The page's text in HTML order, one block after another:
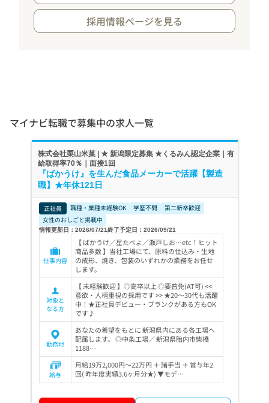
採用情報ページを見る
マイナビ転職で募集中の求人一覧
株式会社栗山米菓 | ★ 新潟限定募集 ★くるみん認定企業｜有
給取得率70％｜面接1回
『ばかうけ』を生んだ食品メーカーで活躍【製造
職】★年休121日
正社員 職種・業種未経験OK 学歴不問
第二新卒歓迎
女性のおしごと掲載中
情報更新日：2026/07/21終了予定日：2026/09/21
仕事内容
【 ばかうけ／星たべよ／瀬戸しお…etc！ヒット
商品多数 】当社工場にて、原料の仕込み・生地
の成形、焼き、包装のいずれかの業務をお任せ
します。
対象と
なる方
【 未経験歓迎 】◎高卒以上 ◎要普免(AT可) <<
意欲・人柄重視の採用です >> ★20～30代も活躍
中！★正社員デビュー・ブランクがある方もOK
です♪
勤務地
あなたの希望をもとに 新潟県内にある各工場へ
配属します。 ◎中条工場／ 新潟県胎内市柴橋
1188…
給与
月給19万2,000円～22万円 ＋ 諸手当 ＋ 賞与年2
回( 昨年度実績3.6ヶ月分★) ▼モデ…